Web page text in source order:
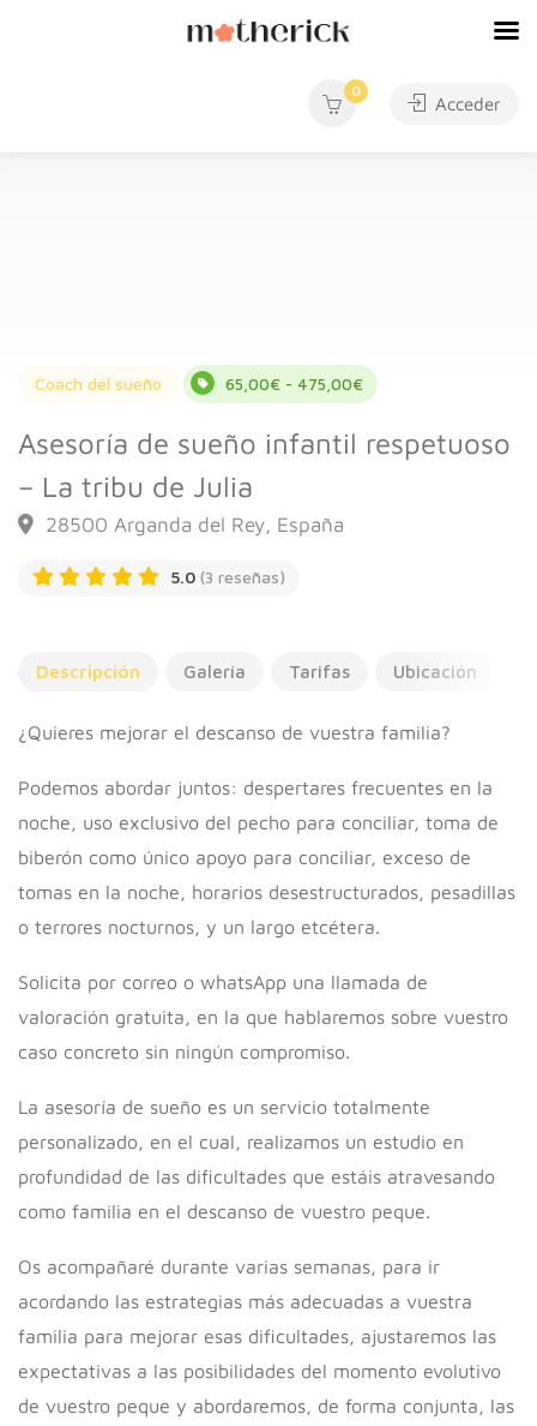
0
Acceder
Coach del sueño 65,00€ - 475,00€
Asesoría de sueño infantil respetuoso
– La tribu de Julia
28500 Arganda del Rey, España
5.0 (3 reseñas)
Descripción Galería Tarifas Ubicación
¿Quieres mejorar el descanso de vuestra familia?
Podemos abordar juntos: despertares frecuentes en la
noche, uso exclusivo del pecho para conciliar, toma de
biberón como único apoyo para conciliar, exceso de
tomas en la noche, horarios desestructurados, pesadillas
o terrores nocturnos, y un largo etcétera.
Solicita por correo o whatsApp una llamada de
valoración gratuita, en la que hablaremos sobre vuestro
caso concreto sin ningún compromiso.
La asesoría de sueño es un servicio totalmente
personalizado, en el cual, realizamos un estudio en
profundidad de las dificultades que estáis atravesando
como familia en el descanso de vuestro peque.
Os acompañaré durante varias semanas, para ir
acordando las estrategias más adecuadas a vuestra
familia para mejorar esas dificultades, ajustaremos las
expectativas a las posibilidades del momento evolutivo
de vuestro peque y abordaremos, de forma conjunta, las